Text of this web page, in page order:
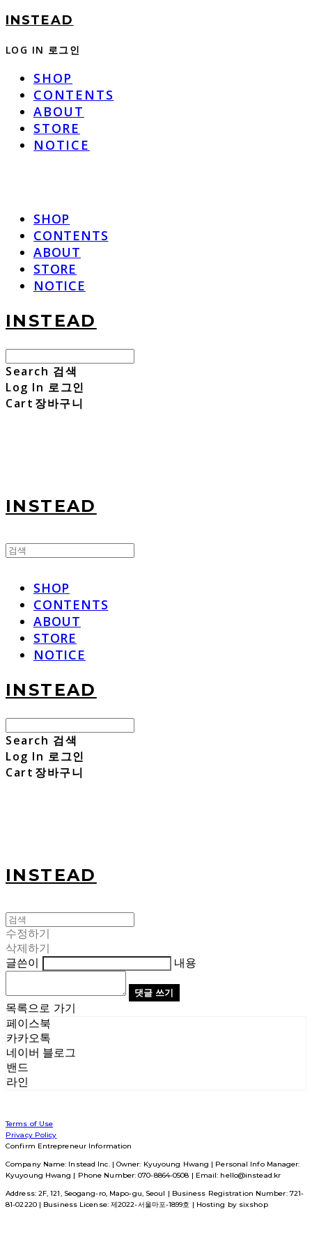
INSTEAD
LOG IN 로그인
SHOP
CONTENTS
ABOUT
STORE
NOTICE
SHOP
CONTENTS
ABOUT
STORE
NOTICE
INSTEAD
Search 검색
Log In 로그인
Cart 장바구니
INSTEAD
SHOP
CONTENTS
ABOUT
STORE
NOTICE
INSTEAD
Search 검색
Log In 로그인
Cart 장바구니
INSTEAD
수정하기
삭제하기
글쓴이
내용
댓글 쓰기
목록으로 가기
페이스북
카카오톡
네이버 블로그
밴드
라인
Terms of Use
Privacy Policy
Confirm Entrepreneur Information
Company Name: Instead Inc. | Owner: Kyuyoung Hwang | Personal Info Manager:
Kyuyoung Hwang | Phone Number: 070-8864-0508 | Email: hello@instead.kr
Address: 2F, 121, Seogang-ro, Mapo-gu, Seoul | Business Registration Number: 721-
81-02220| Business License: 제2022-서울마포-1899호 | Hosting by sixshop